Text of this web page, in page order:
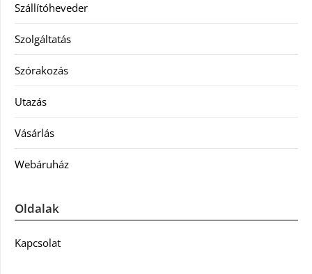
Szállítóheveder
Szolgáltatás
Szórakozás
Utazás
Vásárlás
Webáruház
Oldalak
Kapcsolat